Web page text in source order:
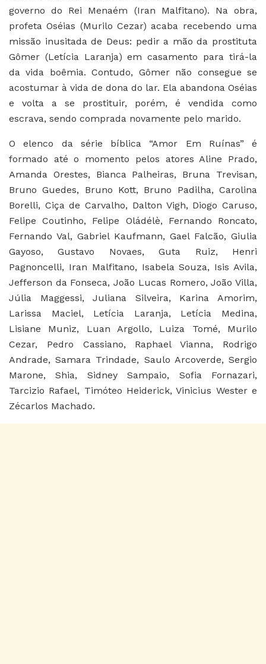
governo do Rei Menaém (Iran Malfitano). Na obra,
profeta Oséias (Murilo Cezar) acaba recebendo uma
missão inusitada de Deus: pedir a mão da prostituta
Gômer (Letícia Laranja) em casamento para tirá-la
da vida boêmia. Contudo, Gômer não consegue se
acostumar à vida de dona do lar. Ela abandona Oséias
e volta a se prostituir, porém, é vendida como
escrava, sendo comprada novamente pelo marido.
O elenco da série bíblica “Amor Em Ruínas” é
formado até o momento pelos atores Aline Prado,
Amanda Orestes, Bianca Palheiras, Bruna Trevisan,
Bruno Guedes, Bruno Kott, Bruno Padilha, Carolina
Borelli, Ciça de Carvalho, Dalton Vigh, Diogo Caruso,
Felipe Coutinho, Felipe Oládélè, Fernando Roncato,
Fernando Val, Gabriel Kaufmann, Gael Falcão, Giulia
Gayoso, Gustavo Novaes, Guta Ruiz, Henri
Pagnoncelli, Iran Malfitano, Isabela Souza, Isis Avila,
Jefferson da Fonseca, João Lucas Romero, João Villa,
Júlia Maggessi, Juliana Silveira, Karina Amorim,
Larissa Maciel, Letícia Laranja, Letícia Medina,
Lisiane Muniz, Luan Argollo, Luiza Tomé, Murilo
Cezar, Pedro Cassiano, Raphael Vianna, Rodrigo
Andrade, Samara Trindade, Saulo Arcoverde, Sergio
Marone, Shia, Sidney Sampaio, Sofia Fornazari,
Tarcizio Rafael, Timóteo Heiderick, Vinicius Wester e
Zécarlos Machado.